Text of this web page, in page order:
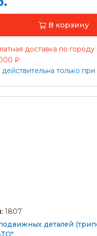
В корзину
доставка по городу
₽
только при
1807
деталей